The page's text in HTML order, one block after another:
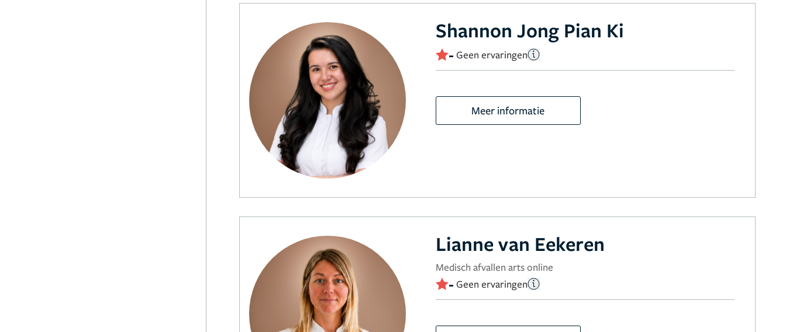
Shannon Jong Pian Ki
- Geen ervaringen
Meer informatie
Lianne van Eekeren
Medisch afvallen arts online
- Geen ervaringen